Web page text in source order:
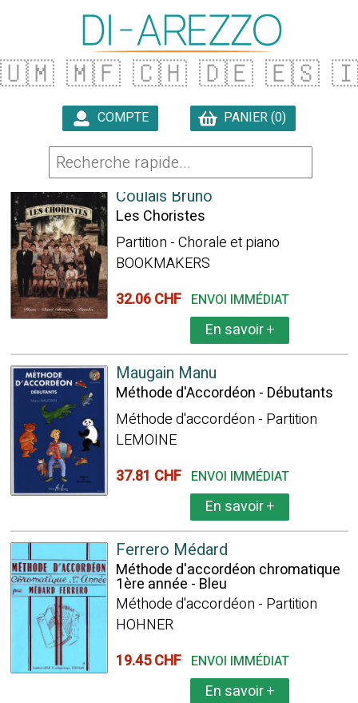
🇺🇲 🇲🇫 🇨🇭 🇩🇪 🇪🇸
COMPTE PANIER (0)
523 ARTICLES TROUVÉS
Coulais Bruno
Les Choristes
Partition - Chorale et piano
BOOKMAKERS
32.06 CHF ENVOI IMMÉDIAT
En savoir+
Maugain Manu
Méthode d'Accordéon - Débutants
Méthode d'accordéon - Partition
LEMOINE
37.81 CHF ENVOI IMMÉDIAT
En savoir+
Ferrero Médard
Méthode d'accordéon chromatique
1ère année - Bleu
Méthode d'accordéon - Partition
HOHNER
19.45 CHF ENVOI IMMÉDIAT
En savoir+